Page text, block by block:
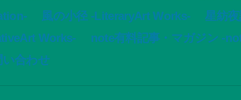
風の小径 -LiteraryArt Works-
星紡
Works-
note有料記事・マガジン -
い合わせ